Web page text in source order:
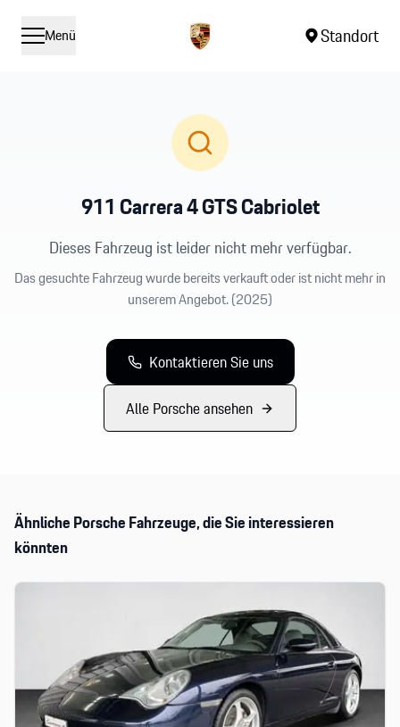
Menü Standort
911 Carrera 4 GTS Cabriolet
Dieses Fahrzeug ist leider nicht mehr verfügbar.
Das gesuchte Fahrzeug wurde bereits verkauft oder ist nicht mehr in
unserem Angebot.(2025)
Kontaktieren Sie uns
AllePorscheansehen
ÄhnlichePorscheFahrzeuge, die Sie interessieren
könnten